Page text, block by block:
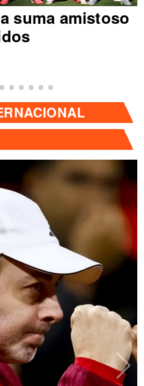
suma amistoso